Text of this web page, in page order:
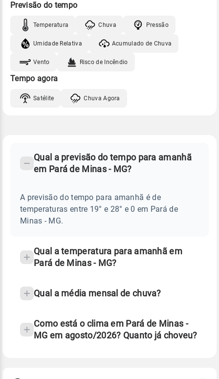
Previsão do tempo
Temperatura Chuva Pressão
Umidade Relativa Acumulado de Chuva
Vento Risco de Incêndio
Tempo agora
Satélite Chuva Agora
MINAS
Perguntas
sobre
chuva
Qual a previsão do tempo para amanhã
em Pará de Minas - MG?
A previsão do tempo para amanhã é de
temperaturas entre 19° e 28° e 0 em Pará de
Minas - MG.
Qual a temperatura para amanhã em
Pará de Minas - MG?
Qual a média mensal de chuva?
Como está o clima em Pará de Minas -
MG em agosto/2026? Quanto já choveu?